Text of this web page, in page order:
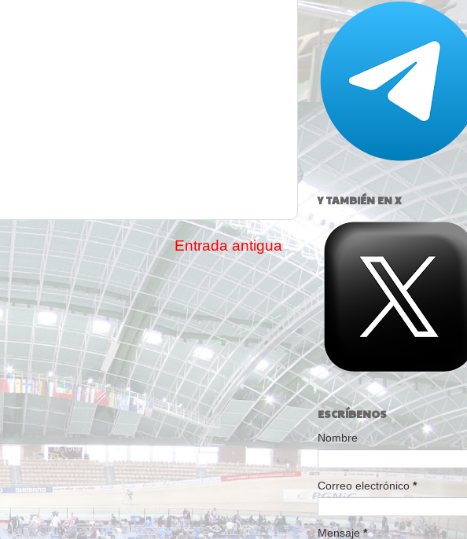
Entrada antigua
Y TAMBIÉN EN X
ESCRÍBENOS
Nombre
Correo electrónico *
Mensaje*